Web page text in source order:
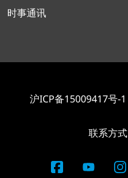
时事通讯
沪ICP备15009417号-1
联系方式